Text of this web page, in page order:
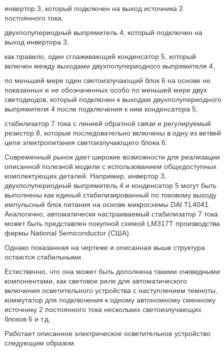
инвертор 3, который подключен на выход источника 2
постоянного тока,
двухполупериодный выпрямитель 4, который подключен на
выход инвертора 3,
как правило, один сглаживающий конденсатор 5, который
включен между выходами двухполупериодного выпрямителя 4,
по меньшей мере один светоизлучающий блок 6 на основе не
показанных и не обозначенных особо по меньшей мере двух
светодиодов, который подключен к выходам двухполупериодного
выпрямителя 4 после подключения к ним конденсатора 5,
стабилизатор 7 тока с линией обратной связи и регулируемый
резистор 8, которые последовательно включены в одну из ветвей
цепи электропитания светоизлучающего блока 6.
Современный рынок дает широкие возможности для реализации
описанной полезной модели с использованием общедоступных
комплектующих деталей. Например, инвертор 3,
двухполупериодный выпрямитель 4 и конденсатор 5 могут быть
выполнены как единый стабилизированный по токовому выходу
импульсный блок питания на основе микросхемы DAI TL4041.
Аналогично, автоматически настраиваемый стабилизатор 7 тока
может быть представлен покупной схемой LM317T производства
фирмы National Semiconductor (США).
Однако показанная на чертеже и описанная выше структура
остаются стабильными.
Естественно, что она может быть дополнена такими очевидными
компонентами, как световое реле для автоматического
включения осветительного устройства с наступлением темноты,
коммутатор для подключения к одному автономному сменному
источнику 2 постоянного тока нескольких светоизлучающих
блоков 6 и т.д.
Работает описанное электрическое осветительное устройство
следующим образом.